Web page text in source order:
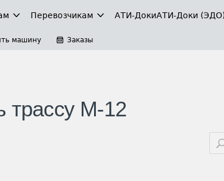
Перевозчикам АТИ-ДокиАТИ-Доки
машину Заказы
трассу М-12